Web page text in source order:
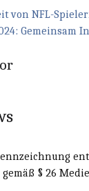
von NFL-
Gemeinsam
from author
to updates from
§ 26